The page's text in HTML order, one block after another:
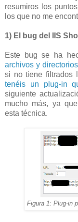
resumiros los
los que no me
1) El bug del IIS
Este bug se ha
archivos y
si no tiene filtrados
tenéis un plug-in
siguiente
mucho más, ya
esta técnica.
Figura 1: Plug-in